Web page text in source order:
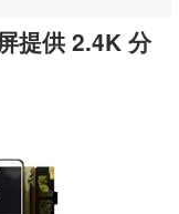
提供 2.4K 分